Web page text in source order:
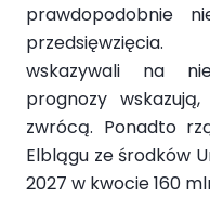
prawdopodobnie
przedsięwzięcia.
wskazywali na
prognozy
zwrócą. Ponadto
Elblągu ze środków
2027 w kwocie 160